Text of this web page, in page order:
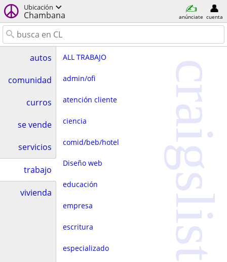
Ubicación
Chambana anúnciate cuenta
autos
comunidad
curros
se vende
servicios
trabajo
vivienda
ALL TRABAJO
admin/ofi
atención cliente
ciencia
comid/beb/hotel
Diseño web
educación
empresa
escritura
especializado craigslist